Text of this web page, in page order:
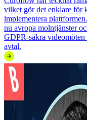
vilket gör det enklare för
implementera
nu avropa molntjänster
GDPR-säkra
avtal.